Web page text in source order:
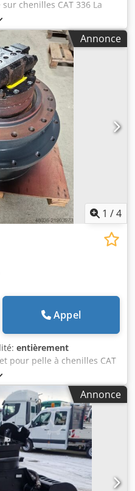
sur chenilles CAT 336 La
heures de
Dkjdpfx Afox Tyq Asmsr
800 kg
Annonce
1 /4
Appel
entièrement
pour pelle à chenilles CAT
Afmsr
Annonce